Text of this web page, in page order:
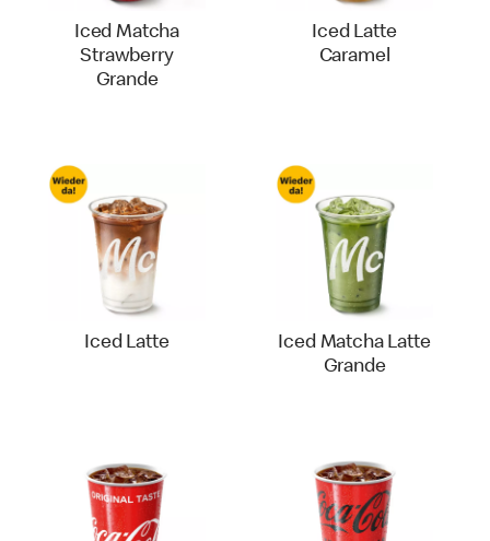
Iced Matcha
Strawberry
Grande
Iced Latte
Caramel
Iced Latte
Iced Matcha Latte
Grande